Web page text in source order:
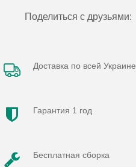
Поделиться с друзьями:
Доставка по всей Украине
Гарантия 1 год
Бесплатная сборка